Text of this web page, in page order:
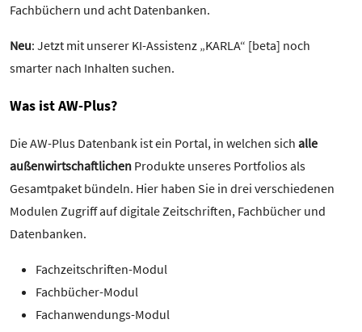
Fachbüchern und acht Datenbanken.
Neu: Jetzt mit unserer KI-Assistenz „KARLA“ [beta] noch
smarter nach Inhalten suchen.
Was ist AW-Plus?
Die AW-Plus Datenbank ist ein Portal, in welchen sich alle
außenwirtschaftlichen Produkte unseres Portfolios als
Gesamtpaket bündeln. Hier haben Sie in drei verschiedenen
Modulen Zugriff auf digitale Zeitschriften, Fachbücher und
Datenbanken.
Fachzeitschriften-Modul
Fachbücher-Modul
Fachanwendungs-Modul